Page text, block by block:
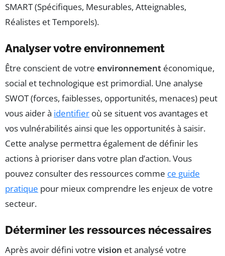
SMART (Spécifiques, Mesurables, Atteignables,
Réalistes et Temporels).
Analyser votre environnement
Être conscient de votre environnement économique,
social et technologique est primordial. Une analyse
SWOT (forces, faiblesses, opportunités, menaces) peut
vous aider à identifier où se situent vos avantages et
vos vulnérabilités ainsi que les opportunités à saisir.
Cette analyse permettra également de définir les
actions à prioriser dans votre plan d’action. Vous
pouvez consulter des ressources comme ce guide
pratique pour mieux comprendre les enjeux de votre
secteur.
Déterminer les ressources nécessaires
Après avoir défini votre vision et analysé votre